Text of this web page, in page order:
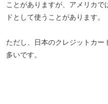
ことがありますが、アメリカ
ドとして使うことがあります。
ただし、日本のクレジットカ
多いです。